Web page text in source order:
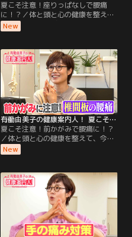
夏こそ注意！座りっぱなしで腰痛
に！？／体と頭と心の健康を整え
て、今日もごきげんな1日を過ごし
ましょう！ 今週のテーマは「夏こそ
時間座っていると痛い！“仙腸関節
（せんちょうかんせつ）”からくる
腰痛の対策」をご案内します！後半
は、有働さんの「2分体操」！たっ
た2分で元気な足腰をめざす体操
を、一緒に楽しくやってみましょ
う！
New
有働由美子の健康案内人！ 夏こそ注意！前かがみで腰痛に！？
夏こそ注意！前かがみで腰痛に！？
／体と頭と心の健康を整えて、今日
もごきげんな1日を過ごしましょ
う！ 今週のテーマは「夏こそ気をつ
に注意！“椎間板（ついかんば
ん）”の腰痛対策」をご案内しま
す！ 後半は、有働さんの「2分体
操」！たった2分で元気な足腰をめ
ざす体操を、一緒に楽しくやってみ
ましょう！
New